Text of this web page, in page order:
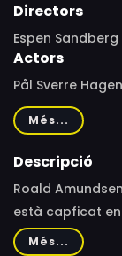
Directors
Espen Sandberg
Actors
Pål Sverre
Trond Espen
Christoffer
Jonas Strand
Calvani,
Hladíková,
Karolína
Més...
Descripció
Roald
està capficat
el primer abans
Més...